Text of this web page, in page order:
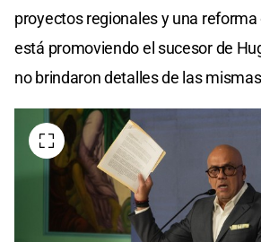
proyectos regionales y una
está promoviendo el sucesor de
no brindaron detalles de las